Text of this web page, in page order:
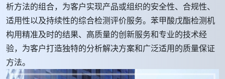
析方法的组合，为客户实现产品或组织的安全性、合规性、
适用性以及持续性的综合检测评价服务。苯甲酸戊酯检测机
构用精准及时的结果、高质量的创新服务和专业的技术经
验，为客户打造独特的分析解决方案和广泛适用的质量保证
方法。